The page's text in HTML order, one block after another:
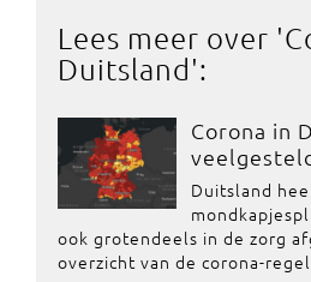
Lees meer over '
Duitsland':
Corona in
Duitsland
ook grotendeels in de zorg
overzicht van de corona-